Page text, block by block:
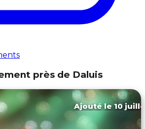
près de Daluis
Ajouté le 10